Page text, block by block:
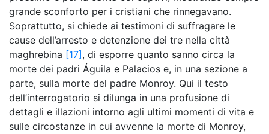
grande sconforto per i cristiani che rinnegavano.
Soprattutto, si chiede ai testimoni di suffragare le
cause dell’arresto e detenzione dei tre nella città
maghrebina [17] , di esporre quanto sanno circa la
morte dei padri Águila e Palacios e, in una sezione a
parte, sulla morte del padre Monroy. Qui il testo
dell’interrogatorio si dilunga in una profusione di
dettagli e illazioni intorno agli ultimi momenti di vita e
sulle circostanze in cui avvenne la morte di Monroy,